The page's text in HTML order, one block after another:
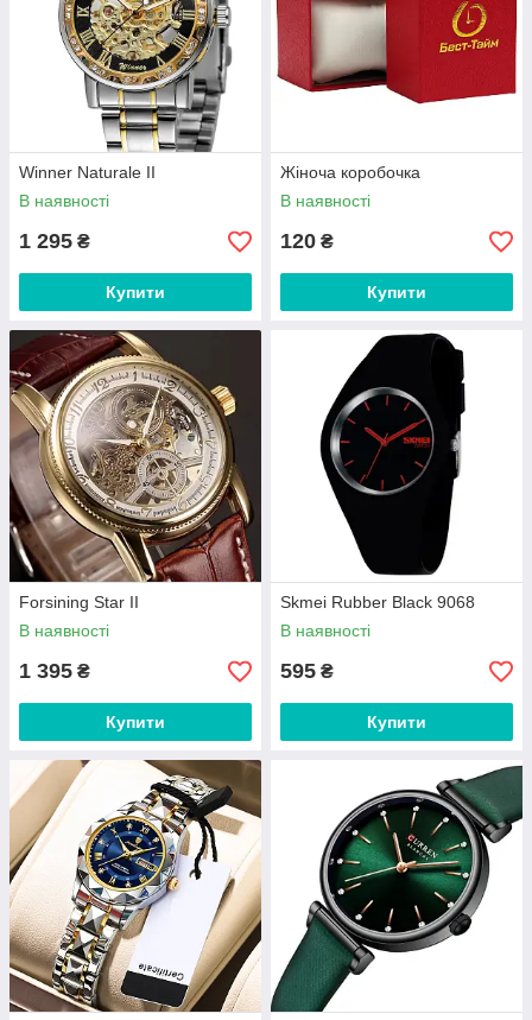
Winner Naturale ІІ
В наявності
1 295 ₴
Купити
Жіноча коробочка
В наявності
120 ₴
Купити
Forsining Star II
В наявності
1 395 ₴
Купити
Skmei Rubber Black 9068
В наявності
595 ₴
Купити